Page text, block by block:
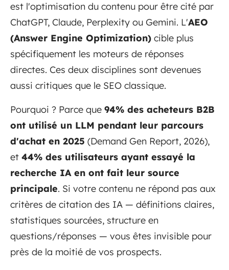
est l'optimisation du contenu pour être cité par
ChatGPT, Claude, Perplexity ou Gemini. L'AEO
(Answer Engine Optimization) cible plus
spécifiquement les moteurs de réponses
directes. Ces deux disciplines sont devenues
aussi critiques que le SEO classique.
Pourquoi ? Parce que 94% des acheteurs B2B
ont utilisé un LLM pendant leur parcours
d'achat en 2025 (Demand Gen Report, 2026),
et 44% des utilisateurs ayant essayé la
recherche IA en ont fait leur source
principale. Si votre contenu ne répond pas aux
critères de citation des IA — définitions claires,
statistiques sourcées, structure en
questions/réponses — vous êtes invisible pour
près de la moitié de vos prospects.